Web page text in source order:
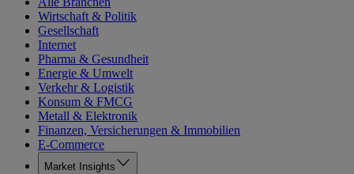
Wirtschaft & Politik
Gesellschaft
Internet
Pharma & Gesundheit
Energie & Umwelt
Verkehr & Logistik
Konsum & FMCG
Metall & Elektronik
Finanzen, Versicherungen & Immobilien
E-Commerce
Market Insights